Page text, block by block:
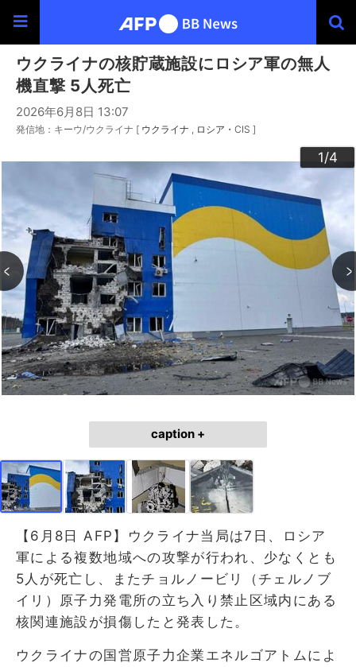
ウクライナの核貯蔵施設にロシア軍の無人
機直撃 5人死亡
2026年6月8日 13:07
発信地：キーウ/ウクライナ [ ウクライナ ロシア・CIS ]
1/4
2/4
3/4
4/4
caption +
【6月8日 AFP】ウクライナ当局は7日、ロシア
軍による複数地域への攻撃が行われ、少なくとも
5人が死亡し、またチョルノービリ（チェルノブ
イリ）原子力発電所の立ち入り禁止区域内にある
核関連施設が損傷したと発表した。
ウクライナの国営原子力企業エネルゴアトムによ